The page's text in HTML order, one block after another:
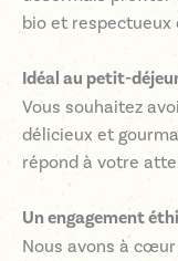
bio et
Idéal au petit-
Vous souhaitez
délicieux et
répond à votre
Un engagement
Nous avons à